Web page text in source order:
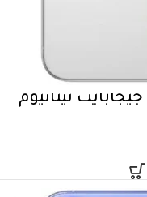
ابل آيفون 16 برو ماكس , 512 جيجابايت تيتانيوم